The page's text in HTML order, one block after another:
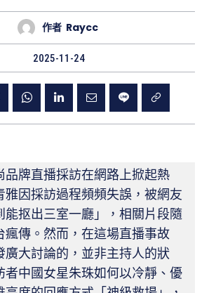
作者 Raycc
2025-11-24
品牌直播採訪在網路上掀起熱
雅因採訪過程頻頻失誤，被網友
能抠出三室一廳」，相關片段隨
瘋傳。然而，在這場直播事故
廣大討論的，並非主持人的狀
者中國女星朱珠如何以冷靜、優